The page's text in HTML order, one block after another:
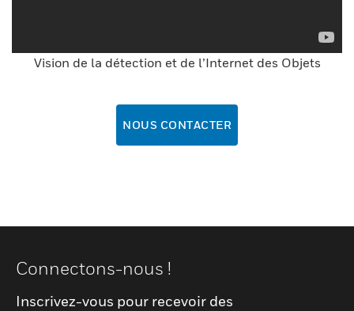
Vision de la détection et de l’Internet des Objets
NOUS CONTACTER
Connectons-nous !
Inscrivez-vous pour recevoir des